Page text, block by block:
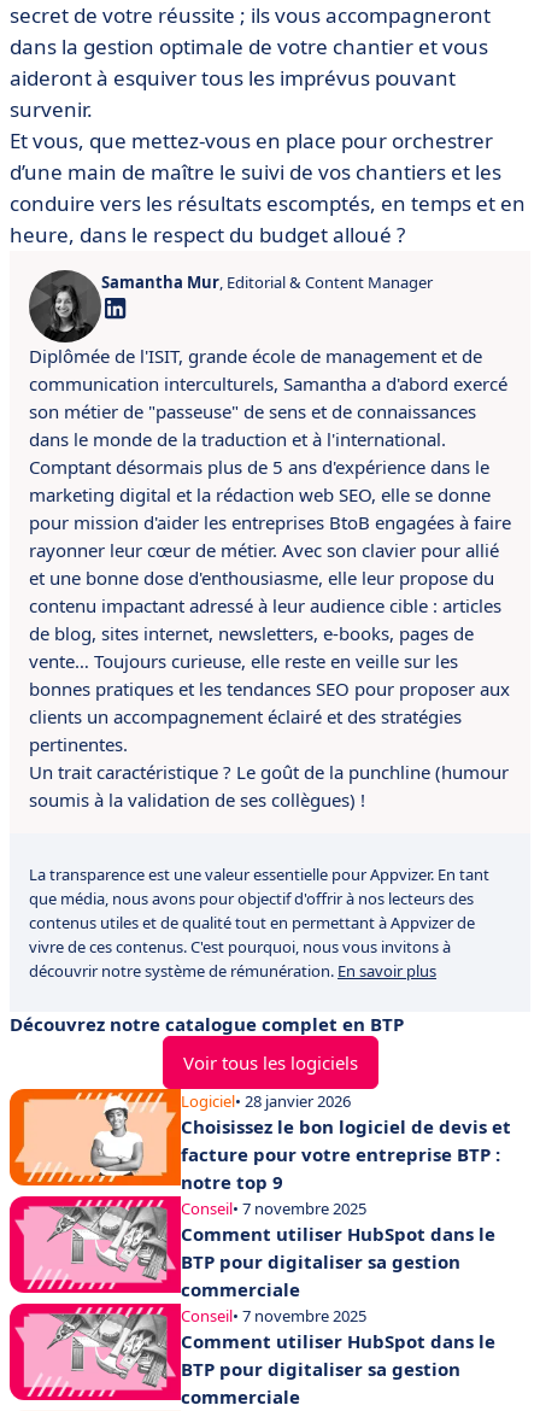
secret de votre réussite ; ils vous accompagneront
dans la gestion optimale de votre chantier et vous
aideront à esquiver tous les imprévus pouvant
survenir.
Et vous, que mettez-vous en place pour orchestrer
d’une main de maître le suivi de vos chantiers et les
conduire vers les résultats escomptés, en temps et en
heure, dans le respect du budget alloué ?
Samantha Mur, Editorial & Content Manager
Diplômée de l'ISIT, grande école de management et de
communication interculturels, Samantha a d'abord exercé
son métier de "passeuse" de sens et de connaissances
dans le monde de la traduction et à l'international.
Comptant désormais plus de 5 ans d'expérience dans le
marketing digital et la rédaction web SEO, elle se donne
pour mission d'aider les entreprises BtoB engagées à faire
rayonner leur cœur de métier. Avec son clavier pour allié
et une bonne dose d'enthousiasme, elle leur propose du
contenu impactant adressé à leur audience cible : articles
de blog, sites internet, newsletters, e-books, pages de
vente… Toujours curieuse, elle reste en veille sur les
bonnes pratiques et les tendances SEO pour proposer aux
clients un accompagnement éclairé et des stratégies
pertinentes.
Un trait caractéristique ? Le goût de la punchline (humour
soumis à la validation de ses collègues) !
La transparence est une valeur essentielle pour Appvizer. En tant
que média, nous avons pour objectif d'offrir à nos lecteurs des
contenus utiles et de qualité tout en permettant à Appvizer de
vivre de ces contenus. C'est pourquoi, nous vous invitons à
découvrir notre système de rémunération. En savoir plus
Découvrez notre catalogue complet en BTP
Voir tous les logiciels
Logiciel• 28 janvier 2026
Choisissez le bon logiciel de devis et
facture pour votre entreprise BTP :
notre top 9
Conseil• 7 novembre 2025
Comment utiliser HubSpot dans le
BTP pour digitaliser sa gestion
commerciale
Conseil• 7 novembre 2025
Comment utiliser HubSpot dans le
BTP pour digitaliser sa gestion
commerciale